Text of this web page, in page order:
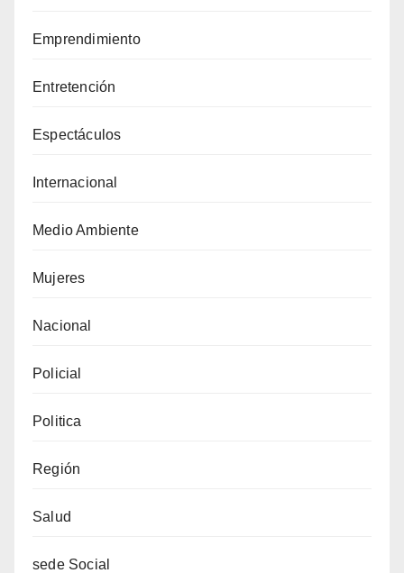
Emprendimiento
Entretención
Espectáculos
Internacional
Medio Ambiente
Mujeres
Nacional
Policial
Politica
Región
Salud
sede Social